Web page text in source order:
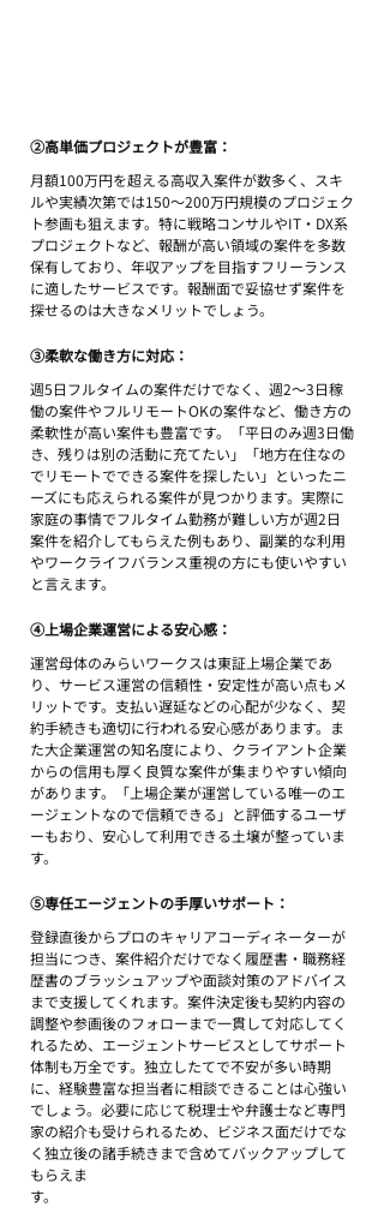
②高単価プロジェクトが豊富：
月額100万円を超える高収入案件が数多く、スキ
ルや実績次第では150～200万円規模のプロジェク
ト参画も狙えます。特に戦略コンサルやIT・DX系
プロジェクトなど、報酬が高い領域の案件を多数
保有しており、年収アップを目指すフリーランス
に適したサービスです。報酬面で妥協せず案件を
探せるのは大きなメリットでしょう。
③柔軟な働き方に対応：
週5日フルタイムの案件だけでなく、週2～3日稼
働の案件やフルリモートOKの案件など、働き方の
柔軟性が高い案件も豊富です。「平日のみ週3日働
き、残りは別の活動に充てたい」「地方在住なの
でリモートでできる案件を探したい」といったニ
ーズにも応えられる案件が見つかります。実際に
家庭の事情でフルタイム勤務が難しい方が週2日
案件を紹介してもらえた例もあり、副業的な利用
やワークライフバランス重視の方にも使いやすい
と言えます。
④上場企業運営による安心感：
運営母体のみらいワークスは東証上場企業であ
り、サービス運営の信頼性・安定性が高い点もメ
リットです。支払い遅延などの心配が少なく、契
約手続きも適切に行われる安心感があります。ま
た大企業運営の知名度により、クライアント企業
からの信用も厚く良質な案件が集まりやすい傾向
があります。「上場企業が運営している唯一のエ
ージェントなので信頼できる」と評価するユーザ
ーもおり、安心して利用できる土壌が整っていま
す。
⑤専任エージェントの手厚いサポート：
登録直後からプロのキャリアコーディネーターが
担当につき、案件紹介だけでなく履歴書・職務経
歴書のブラッシュアップや面談対策のアドバイス
まで支援してくれます。案件決定後も契約内容の
調整や参画後のフォローまで一貫して対応してく
れるため、エージェントサービスとしてサポート
体制も万全です。独立したてで不安が多い時期
に、経験豊富な担当者に相談できることは心強い
でしょう。必要に応じて税理士や弁護士など専門
家の紹介も受けられるため、ビジネス面だけでな
く独立後の諸手続きまで含めてバックアップして
もらえま
す。